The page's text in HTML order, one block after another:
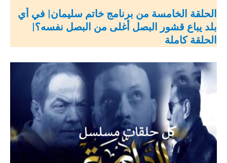
الحلقة الخامسة من برنامج خاتم سليمان| في أي
بلد يباع قشور البصل أغلى من البصل نفسه؟|
الحلقة كاملة